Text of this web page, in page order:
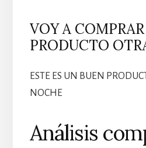
VOY A
PRODUCTO
ESTE ES UN BUEN
NOCHE
Análisis